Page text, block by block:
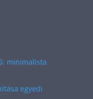
minimalista
egyedi